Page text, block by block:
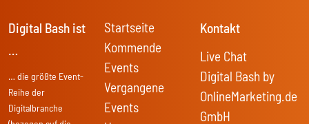
Digital Bash ist
…
… die größte Event-
Reihe der
Digitalbranche
Startseite
Kommende
Events
Vergangene
Events
Kontakt
Live Chat
Digital Bash by
OnlineMarketing.de
GmbH